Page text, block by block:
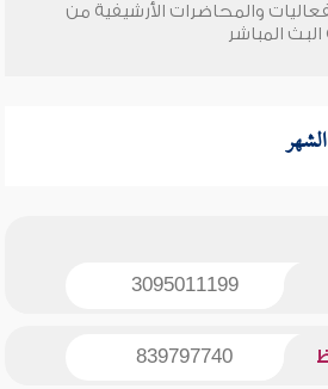
والمحاضرات الأرشيفية من
المباشر
3095011199
839797740